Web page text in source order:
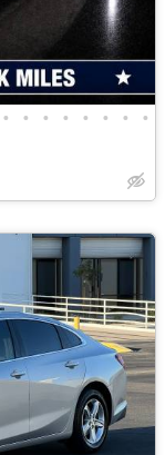
• • • • • • • •